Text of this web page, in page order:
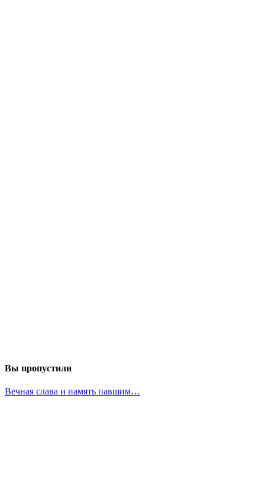
Вы пропустили
Вечная слава и память павшим…